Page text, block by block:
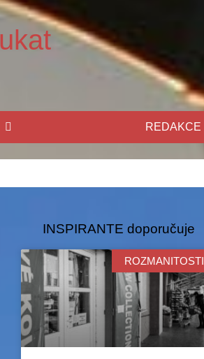
REDAKCE
INSPIRANTE doporučuje
ROZMANITOSTI